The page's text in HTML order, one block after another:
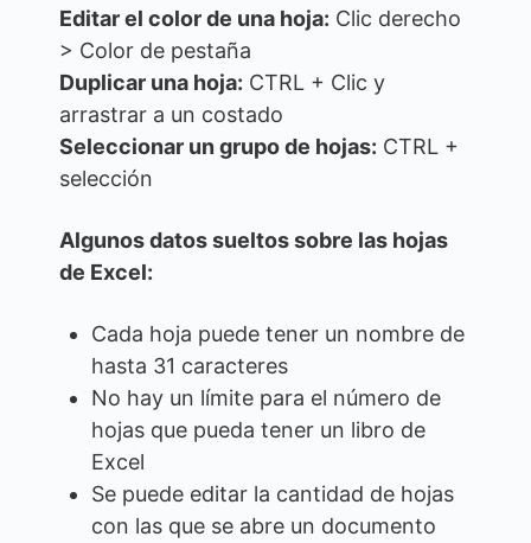
Editar el color de una hoja: Clic derecho
> Color de pestaña
Duplicar una hoja: CTRL + Clic y
arrastrar a un costado
Seleccionar un grupo de hojas: CTRL +
selección
Algunos datos sueltos sobre las hojas
de Excel:
Cada hoja puede tener un nombre de
hasta 31 caracteres
No hay un límite para el número de
hojas que pueda tener un libro de
Excel
Se puede editar la cantidad de hojas
con las que se abre un documento